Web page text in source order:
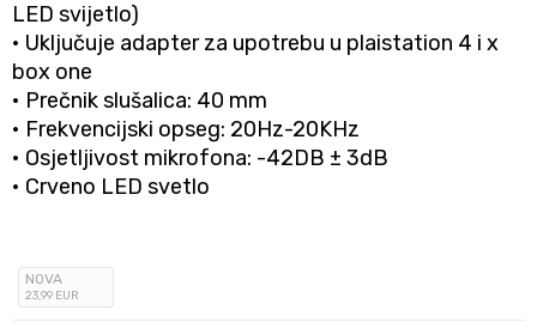
LED svijetlo)
• Uključuje adapter za upotrebu u plaistation 4 i x
box one
• Prečnik slušalica: 40 mm
• Frekvencijski opseg: 20Hz-20KHz
• Osjetljivost mikrofona: -42DB ± 3dB
• Crveno LED svetlo
NOVA
23,99 EUR